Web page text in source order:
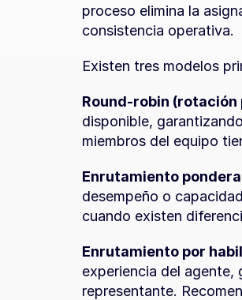
proceso elimina la
consistencia operativa.
Existen tres modelos
Round-robin (rotación
disponible,
miembros del equipo
Enrutamiento
desempeño o
cuando existen
Enrutamiento por
experiencia del agente,
representante.